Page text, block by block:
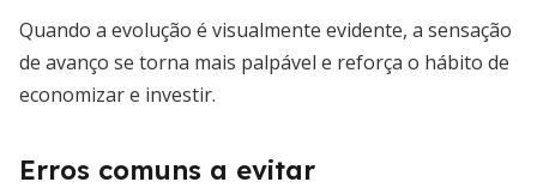
Quando a evolução é visualmente evidente, a sensação
de avanço se torna mais palpável e reforça o hábito de
economizar e investir.
Erros comuns a evitar